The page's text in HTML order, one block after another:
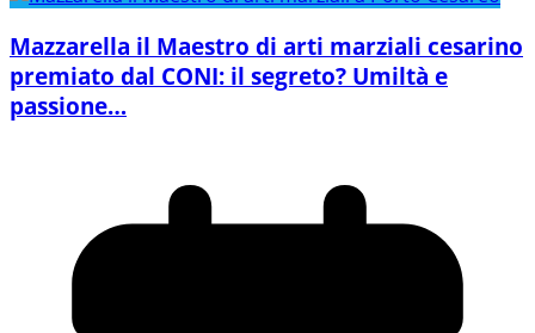
Mazzarella il Maestro di arti marziali cesarino
premiato dal CONI: il segreto? Umiltà e
passione…